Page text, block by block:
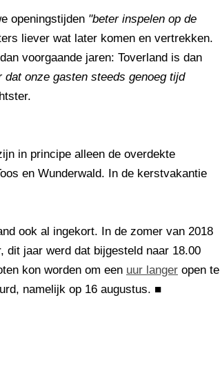
openingstijden "beter inspelen op de
liever wat later komen en vertrekken.
voorgaande jaren: Toverland is dan
dat onze gasten steeds genoeg tijd
in principe alleen de overdekte
en Wunderwald. In de kerstvakantie
ook al ingekort. In de zomer van 2018
dit jaar werd dat bijgesteld naar 18.00
kon worden om een uur langer open te
namelijk op 16 augustus. ■